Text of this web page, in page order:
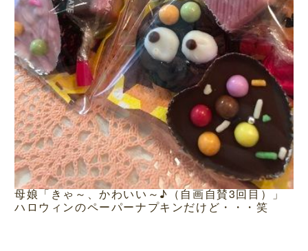
母娘「きゃ～、かわいい～♪（自画自賛3回目）」
ハロウィンのペーパーナプキンだけど・・・笑